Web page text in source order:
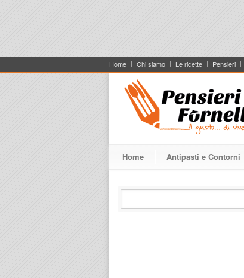
Home Chi siamo Le ricette Pensieri
Home Antipasti e Contorni